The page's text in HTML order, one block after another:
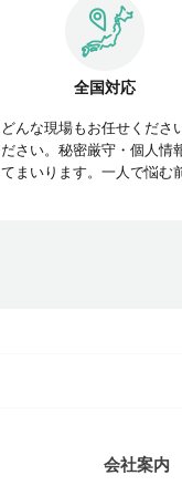
全国対応
どんな現場もお任せくださ
ださい。秘密厳守・個人情
てまいります。一人で悩む
会社案内